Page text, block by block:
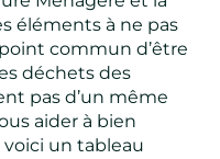
éléments à ne pas
commun d’être
déchets des
pas d’un même
aider à bien
un tableau